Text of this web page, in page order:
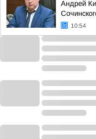
Андрей
10:54